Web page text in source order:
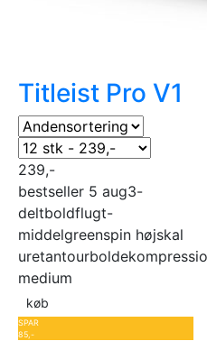
Titleist Pro V1
239,-
bestseller 5 aug3-
deltboldflugt-
middelgreenspin højskal
uretantourbolde
medium
køb
SPAR
85,-